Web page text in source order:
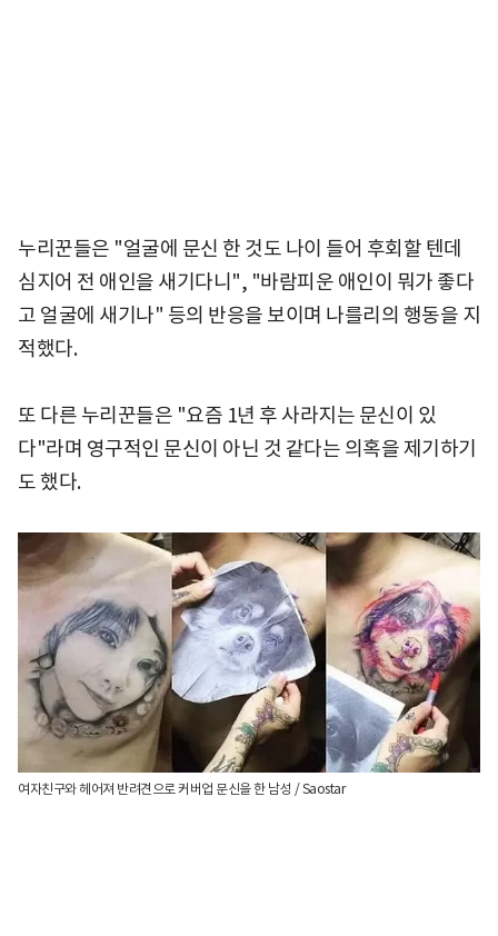
누리꾼들은 "얼굴에 문신 한 것도 나이 들어 후회할 텐데
심지어 전 애인을 새기다니", "바람피운 애인이 뭐가 좋다
고 얼굴에 새기나" 등의 반응을 보이며 나를리의 행동을 지
적했다.
또 다른 누리꾼들은 "요즘 1년 후 사라지는 문신이 있
다"라며 영구적인 문신이 아닌 것 같다는 의혹을 제기하기
도 했다.
여자친구와 헤어져 반려견으로 커버업 문신을 한 남성 / Saostar